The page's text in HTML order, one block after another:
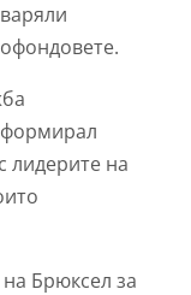
лидерите на
Брюксел за